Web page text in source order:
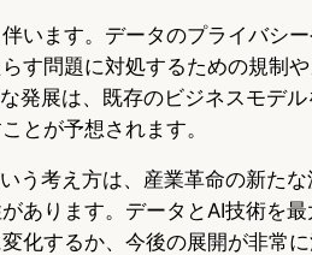
います。データのプライバシ
す問題に対処するための規制
発展は、既存のビジネスモデ
とが予想されます。
う考え方は、産業革命の新た
あります。データとAI技術を
化するか、今後の展開が非常に